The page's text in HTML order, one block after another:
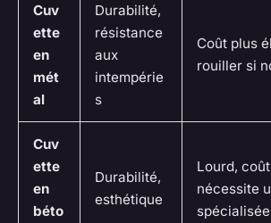
Cuv
ette
en
mét
al
Durabilité,
résistance
aux
intempérie
s
Coût plus
rouiller si
Cuv
ette
en
béto
Durabilité,
esthétique
Lourd,
nécessite
spécialisée